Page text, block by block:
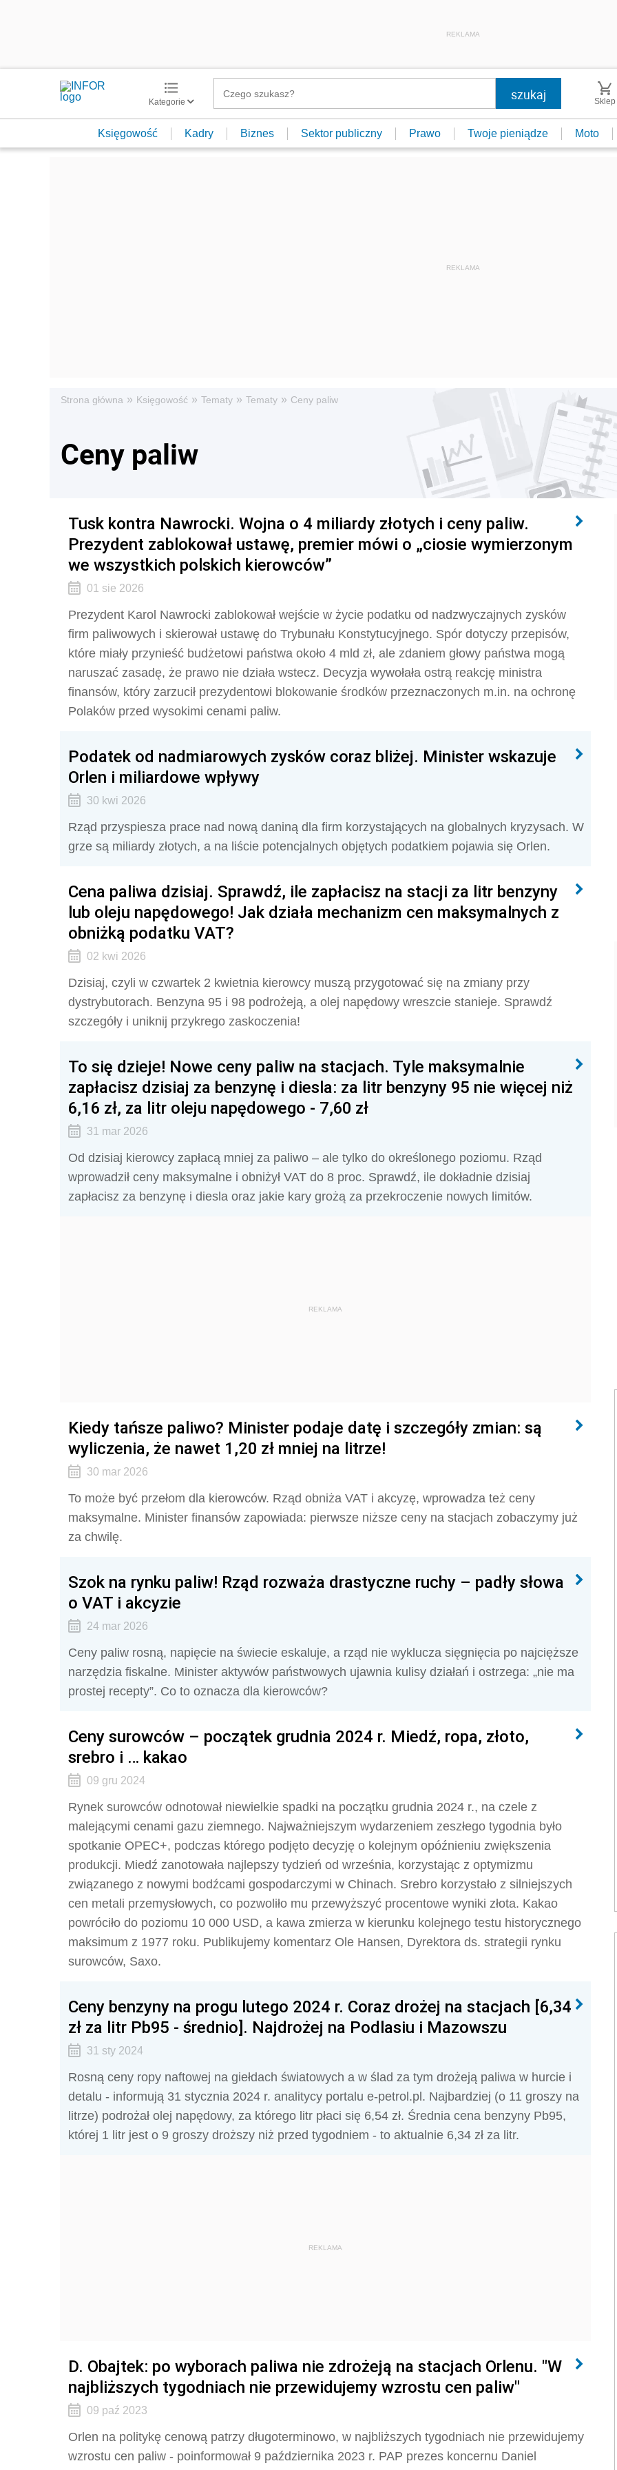
REKLAMA
Kategorie Sklep
Księgowość Kadry Biznes Sektor publiczny Prawo Twoje pieniądze Moto
Strona główna » Księgowość » Tematy » Tematy » Ceny paliw
Ceny paliw
Tusk kontra Nawrocki. Wojna o 4 miliardy złotych i ceny paliw.
Prezydent zablokował ustawę, premier mówi o „ciosie wymierzonym
we wszystkich polskich kierowców”
01 sie 2026
Prezydent Karol Nawrocki zablokował wejście w życie podatku od nadzwyczajnych zysków
firm paliwowych i skierował ustawę do Trybunału Konstytucyjnego. Spór dotyczy przepisów,
które miały przynieść budżetowi państwa około 4 mld zł, ale zdaniem głowy państwa mogą
naruszać zasadę, że prawo nie działa wstecz. Decyzja wywołała ostrą reakcję ministra
finansów, który zarzucił prezydentowi blokowanie środków przeznaczonych m.in. na ochronę
Polaków przed wysokimi cenami paliw.
Podatek od nadmiarowych zysków coraz bliżej. Minister wskazuje
Orlen i miliardowe wpływy
30 kwi 2026
Rząd przyspiesza prace nad nową daniną dla firm korzystających na globalnych kryzysach. W
grze są miliardy złotych, a na liście potencjalnych objętych podatkiem pojawia się Orlen.
Cena paliwa dzisiaj. Sprawdź, ile zapłacisz na stacji za litr benzyny
lub oleju napędowego! Jak działa mechanizm cen maksymalnych z
obniżką podatku VAT?
02 kwi 2026
Dzisiaj, czyli w czwartek 2 kwietnia kierowcy muszą przygotować się na zmiany przy
dystrybutorach. Benzyna 95 i 98 podrożeją, a olej napędowy wreszcie stanieje. Sprawdź
szczegóły i uniknij przykrego zaskoczenia!
To się dzieje! Nowe ceny paliw na stacjach. Tyle maksymalnie
zapłacisz dzisiaj za benzynę i diesla: za litr benzyny 95 nie więcej niż
6,16 zł, za litr oleju napędowego - 7,60 zł
31 mar 2026
Od dzisiaj kierowcy zapłacą mniej za paliwo – ale tylko do określonego poziomu. Rząd
wprowadził ceny maksymalne i obniżył VAT do 8 proc. Sprawdź, ile dokładnie dzisiaj
zapłacisz za benzynę i diesla oraz jakie kary grożą za przekroczenie nowych limitów.
REKLAMA
Kiedy tańsze paliwo? Minister podaje datę i szczegóły zmian: są
wyliczenia, że nawet 1,20 zł mniej na litrze!
30 mar 2026
To może być przełom dla kierowców. Rząd obniża VAT i akcyzę, wprowadza też ceny
maksymalne. Minister finansów zapowiada: pierwsze niższe ceny na stacjach zobaczymy już
za chwilę.
Szok na rynku paliw! Rząd rozważa drastyczne ruchy – padły słowa
o VAT i akcyzie
24 mar 2026
Ceny paliw rosną, napięcie na świecie eskaluje, a rząd nie wyklucza sięgnięcia po najcięższe
narzędzia fiskalne. Minister aktywów państwowych ujawnia kulisy działań i ostrzega: „nie ma
prostej recepty”. Co to oznacza dla kierowców?
Ceny surowców – początek grudnia 2024 r. Miedź, ropa, złoto,
srebro i … kakao
09 gru 2024
Rynek surowców odnotował niewielkie spadki na początku grudnia 2024 r., na czele z
malejącymi cenami gazu ziemnego. Najważniejszym wydarzeniem zeszłego tygodnia było
spotkanie OPEC+, podczas którego podjęto decyzję o kolejnym opóźnieniu zwiększenia
produkcji. Miedź zanotowała najlepszy tydzień od września, korzystając z optymizmu
związanego z nowymi bodźcami gospodarczymi w Chinach. Srebro korzystało z silniejszych
cen metali przemysłowych, co pozwoliło mu przewyższyć procentowe wyniki złota. Kakao
powróciło do poziomu 10 000 USD, a kawa zmierza w kierunku kolejnego testu historycznego
maksimum z 1977 roku. Publikujemy komentarz Ole Hansen, Dyrektora ds. strategii rynku
surowców, Saxo.
Ceny benzyny na progu lutego 2024 r. Coraz drożej na stacjach [6,34
zł za litr Pb95 - średnio]. Najdrożej na Podlasiu i Mazowszu
31 sty 2024
Rosną ceny ropy naftowej na giełdach światowych a w ślad za tym drożeją paliwa w hurcie i
detalu - informują 31 stycznia 2024 r. analitycy portalu e-petrol.pl. Najbardziej (o 11 groszy na
litrze) podrożał olej napędowy, za którego litr płaci się 6,54 zł. Średnia cena benzyny Pb95,
której 1 litr jest o 9 groszy droższy niż przed tygodniem - to aktualnie 6,34 zł za litr.
REKLAMA
D. Obajtek: po wyborach paliwa nie zdrożeją na stacjach Orlenu. "W
najbliższych tygodniach nie przewidujemy wzrostu cen paliw"
09 paź 2023
Orlen na politykę cenową patrzy długoterminowo, w najbliższych tygodniach nie przewidujemy
wzrostu cen paliw - poinformował 9 października 2023 r. PAP prezes koncernu Daniel